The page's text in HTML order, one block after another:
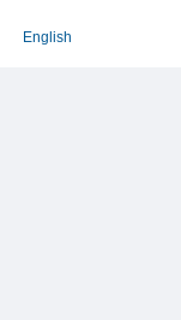
English